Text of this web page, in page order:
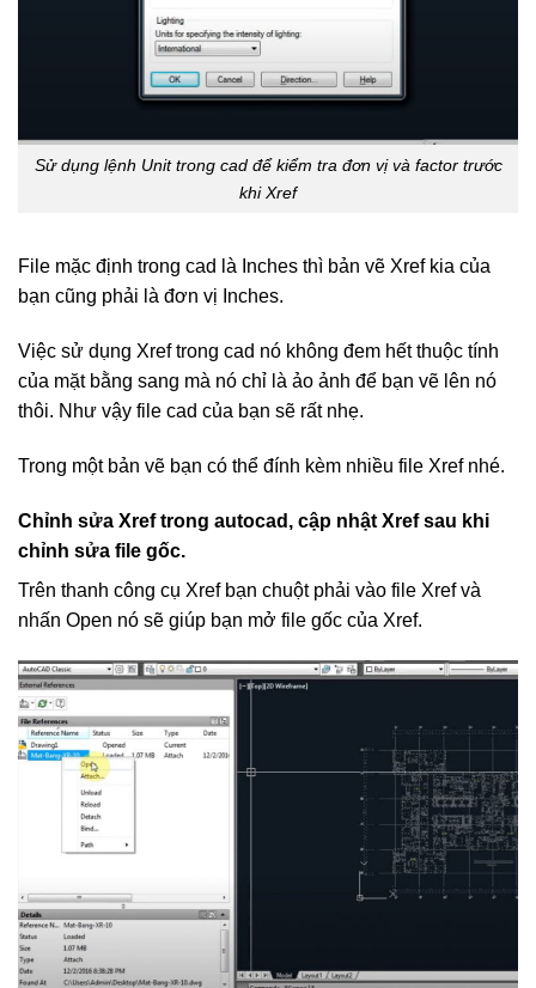
Sử dụng lệnh Unit trong cad để kiểm tra đơn vị và factor trước
khi Xref
File mặc định trong cad là Inches thì bản vẽ Xref kia của
bạn cũng phải là đơn vị Inches.
Việc sử dụng Xref trong cad nó không đem hết thuộc tính
của mặt bằng sang mà nó chỉ là ảo ảnh để bạn vẽ lên nó
thôi. Như vậy file cad của bạn sẽ rất nhẹ.
Trong một bản vẽ bạn có thể đính kèm nhiều file Xref nhé.
Chỉnh sửa Xref trong autocad, cập nhật Xref sau khi
chỉnh sửa file gốc.
Trên thanh công cụ Xref bạn chuột phải vào file Xref và
nhấn Open nó sẽ giúp bạn mở file gốc của Xref.